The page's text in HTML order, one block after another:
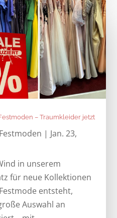
– Traumkleider jetzt
| Jan. 23,
in unserem
für neue Kollektionen
entsteht,
Auswahl an